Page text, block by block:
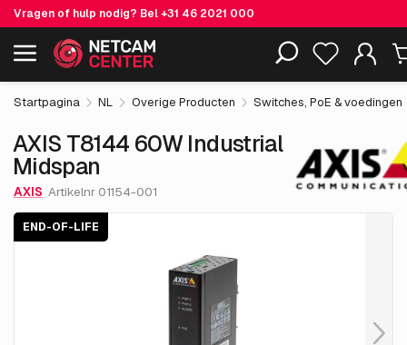
Vragen of hulp nodig? Bel+31 46 2021 000
Inclusief EOL-producten
AXIS T8144 60W Industrial Midspan End-of-life € 255. 55
excl. BTW
Startpagina NL Overige Producten Switches, PoE & voedingen
AXIS T8144 60W Industrial
Midspan
AXIS Artikelnr 01154-001
END-OF-LIFE